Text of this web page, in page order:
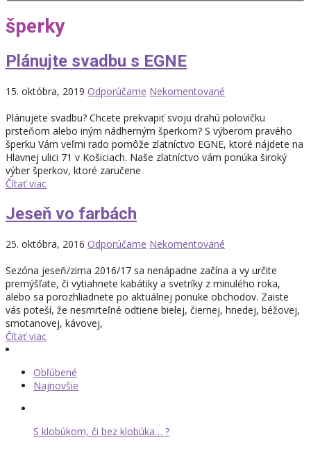
šperky
Plánujte svadbu s EGNE
15. októbra, 2019 Odporúčame Nekomentované
Plánujete svadbu? Chcete prekvapiť svoju drahú polovičku
prsteňom alebo iným nádherným šperkom? S výberom pravého
šperku Vám veľmi rado pomôže zlatníctvo EGNE, ktoré nájdete na
Hlavnej ulici 71 v Košiciach. Naše zlatníctvo vám ponúka široký
výber šperkov, ktoré zaručene
Čítať viac
Jeseň vo farbách
25. októbra, 2016 Odporúčame Nekomentované
Sezóna jeseň/zima 2016/17 sa nenápadne začína a vy určite
premýšľate, či vytiahnete kabátiky a svetríky z minulého roka,
alebo sa porozhliadnete po aktuálnej ponuke obchodov. Zaiste
vás poteší, že nesmrteľné odtiene bielej, čiernej, hnedej, béžovej,
smotanovej, kávovej,
Čítať viac
Obľúbené
Najnovšie
S klobúkom, či bez klobúka… ?